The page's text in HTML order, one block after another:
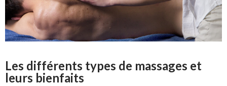
Les différents types de massages et
leurs bienfaits